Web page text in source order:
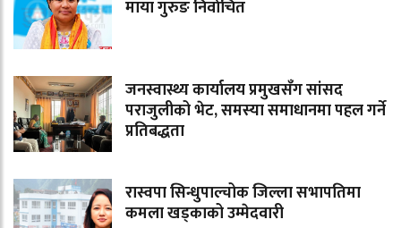
माया गुरुङ निर्वाचित
जनस्वास्थ्य कार्यालय प्रमुखसँग सांसद
पराजुलीको भेट, समस्या समाधानमा पहल गर्ने
प्रतिबद्धता
रास्वपा सिन्धुपाल्चोक जिल्ला सभापतिमा
कमला खड्काको उम्मेदवारी